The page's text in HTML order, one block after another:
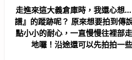
走進來這大義倉庫時，我還心想
譜』的蹤跡呢？ 原來想要拍到傳
點小小的耐心，一直慢慢往裡部
地囉！沿途還可以先拍拍一